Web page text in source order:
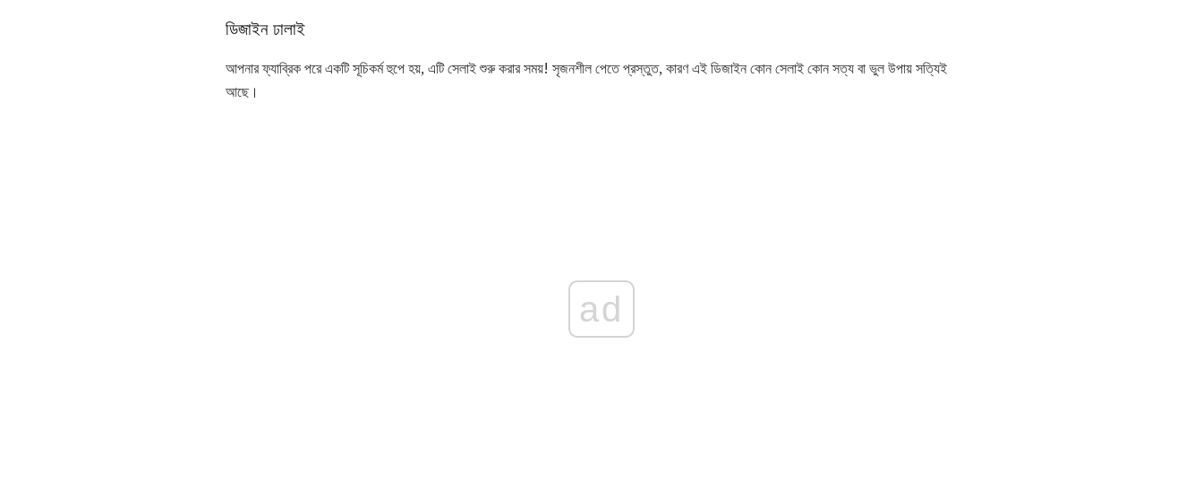
ডিজাইন ঢালাই
আপনার ফ্যাব্রিক পরে একটি সূচিকর্ম হুপে হয়, এটি সেলাই শুরু করার সময়! সৃজনশীল পেতে প্রস্তুত, কারণ এই ডিজাইন কোন সেলাই কোন সত্য বা ভুল উপায় সত্যিই
আছে।
ad